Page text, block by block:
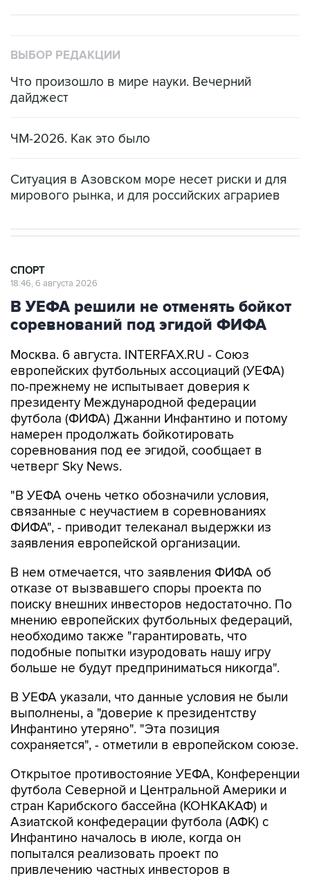
ВЫБОР РЕДАКЦИИ
Что произошло в мире науки. Вечерний
дайджест
ЧМ-2026. Как это было
Ситуация в Азовском море несет риски и для
мирового рынка, и для российских аграриев
СПОРТ
18:46, 6 августа 2026
В УЕФА решили не отменять бойкот
соревнований под эгидой ФИФА
Москва. 6 августа. INTERFAX.RU - Союз
европейских футбольных ассоциаций (УЕФА)
по-прежнему не испытывает доверия к
президенту Международной федерации
футбола (ФИФА) Джанни Инфантино и потому
намерен продолжать бойкотировать
соревнования под ее эгидой, сообщает в
четверг Sky News.
"В УЕФА очень четко обозначили условия,
связанные с неучастием в соревнованиях
ФИФА", - приводит телеканал выдержки из
заявления европейской организации.
В нем отмечается, что заявления ФИФА об
отказе от вызвавшего споры проекта по
поиску внешних инвесторов недостаточно. По
мнению европейских футбольных федераций,
необходимо также "гарантировать, что
подобные попытки изуродовать нашу игру
больше не будут предприниматься никогда".
В УЕФА указали, что данные условия не были
выполнены, а "доверие к президентству
Инфантино утеряно". "Эта позиция
сохраняется", - отметили в европейском союзе.
Открытое противостояние УЕФА, Конференции
футбола Северной и Центральной Америки и
стран Карибского бассейна (КОНКАКАФ) и
Азиатской конфедерации футбола (АФК) с
Инфантино началось в июле, когда он
попытался реализовать проект по
привлечению частных инвесторов в